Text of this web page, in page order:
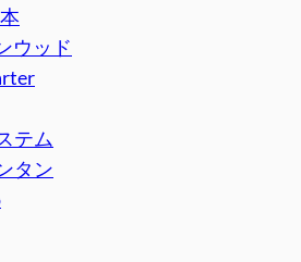
ウッド
テム
タン